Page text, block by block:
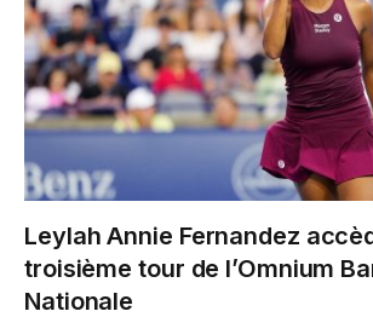
Leylah Annie Fernandez
troisième tour de l’Omnium
Nationale